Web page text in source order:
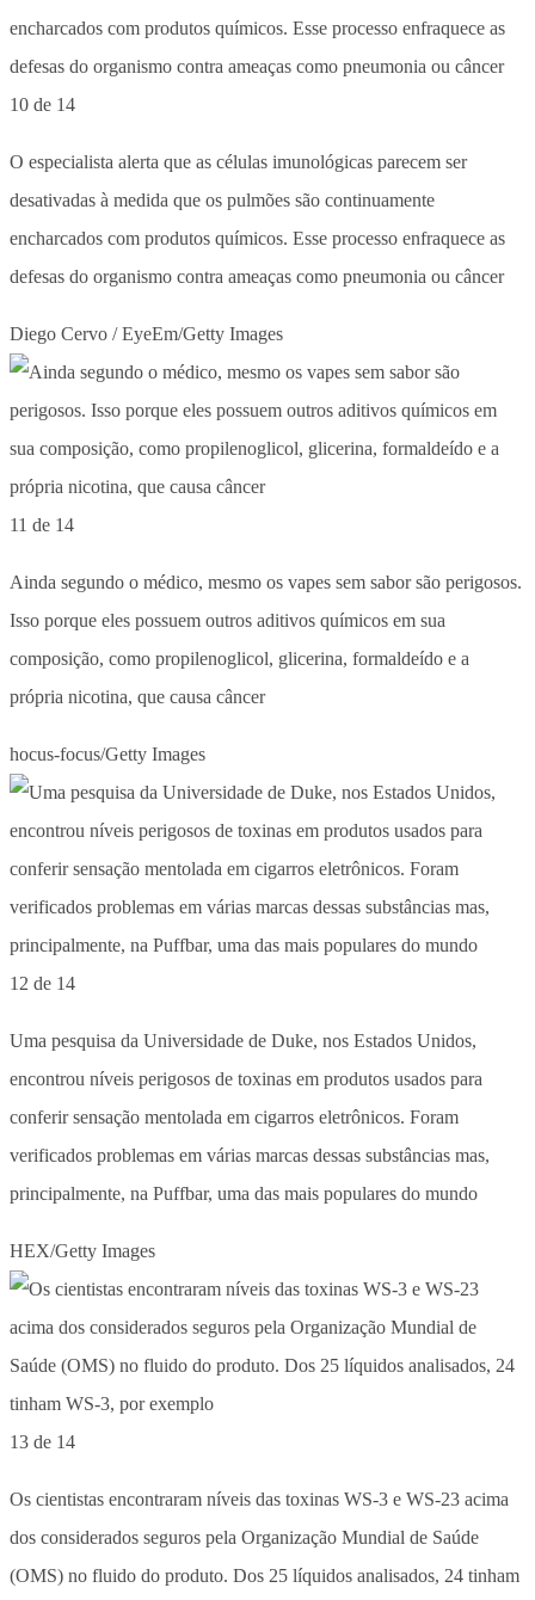
10 de 14
O especialista alerta que as células imunológicas parecem ser
desativadas à medida que os pulmões são continuamente
encharcados com produtos químicos. Esse processo enfraquece as
defesas do organismo contra ameaças como pneumonia ou câncer
Diego Cervo / EyeEm/Getty Images
11 de 14
Ainda segundo o médico, mesmo os vapes sem sabor são perigosos.
Isso porque eles possuem outros aditivos químicos em sua
composição, como propilenoglicol, glicerina, formaldeído e a
própria nicotina, que causa câncer
hocus-focus/Getty Images
12 de 14
Uma pesquisa da Universidade de Duke, nos Estados Unidos,
encontrou níveis perigosos de toxinas em produtos usados para
conferir sensação mentolada em cigarros eletrônicos. Foram
verificados problemas em várias marcas dessas substâncias mas,
principalmente, na Puffbar, uma das mais populares do mundo
HEX/Getty Images
13 de 14
Os cientistas encontraram níveis das toxinas WS-3 e WS-23 acima
dos considerados seguros pela Organização Mundial de Saúde
(OMS) no fluido do produto. Dos 25 líquidos analisados, 24 tinham